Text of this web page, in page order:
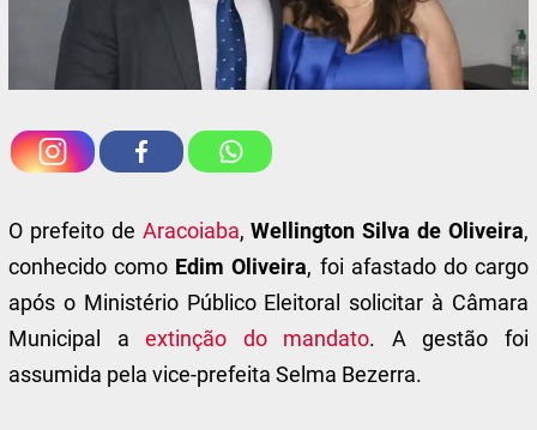
O prefeito de Aracoiaba,Wellington Silva de Oliveira,
conhecido como Edim Oliveira, foi afastado do cargo
após o Ministério Público Eleitoral solicitar à Câmara
Municipal aextinção do mandato. A gestão foi
assumida pela vice-prefeita Selma Bezerra.